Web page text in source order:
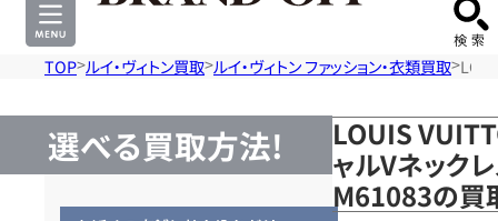
TOP ルイ・ヴィトン買取 ルイ・ヴィトン ファッション・衣類買取
選べる買取方法!
LOUIS
ャルVネック
M61083の買